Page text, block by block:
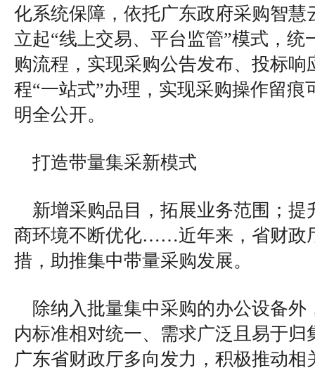
化系统保障，依托广东政府采购智慧
立起“线上交易、平台监管”模式，统
购流程，实现采购公告发布、投标响
程“一站式”办理，实现采购操作留痕
明全公开。
打造带量集采新模式
新增采购品目，拓展业务范围；提
商环境不断优化……近年来，省财政
措，助推集中带量采购发展。
除纳入批量集中采购的办公设备外
内标准相对统一、需求广泛且易于归
广东省财政厅多向发力，积极推动相